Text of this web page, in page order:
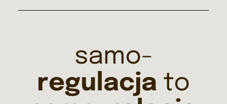
samo-
regulacja to